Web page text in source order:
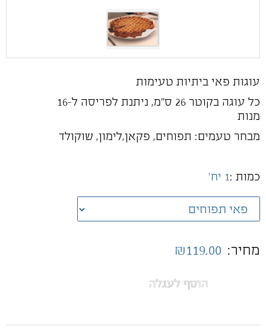
עוגות פאי ביתיות טעימות
כל עוגה בקוטר 26 ס"מ, ניתנת לפריסה ל-16
מנות
מבחר טעמים: תפוחים, פקאן,לימון, שוקולד
כמות : 1 יח'
מחיר: ₪119.00
הוסף לעגלה